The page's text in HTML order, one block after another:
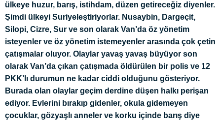
ülkeye huzur, barış, istihdam, düzen getireceğiz diyenler.
Şimdi ülkeyi Suriyeleştiriyorlar. Nusaybin, Dargeçit,
Silopi, Cizre, Sur ve son olarak Van’da öz yönetim
isteyenler ve öz yönetim istemeyenler arasında çok çetin
çatışmalar oluyor. Olaylar yavaş yavaş büyüyor son
olarak Van’da çıkan çatışmada öldürülen bir polis ve 12
PKK’lı durumun ne kadar ciddi olduğunu gösteriyor.
Burada olan olaylar geçim derdine düşen halkı perişan
ediyor. Evlerini bırakıp gidenler, okula gidemeyen
çocuklar, gözyaşlı anneler ve korku içinde barış diye